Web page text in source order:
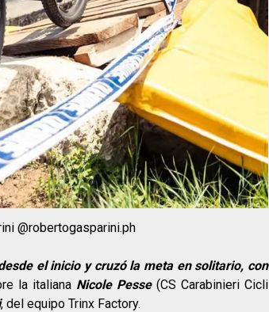
@robertogasparini.ph
el inicio y cruzó la meta en solitario, con
la italiana Nicole Pesse(CS Carabinieri Cicli
, del equipo Trinx Factory.